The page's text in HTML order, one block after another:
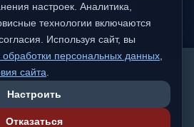
likely not from a Russian-
you like to switch to the
version of the site?
услуг, сайтов,
решений и
помощи.
специалист
настроек. Аналитика,
технологии включаются
Используя сайт, вы
обработки персональных данных
сайта
Настроить
Отказаться